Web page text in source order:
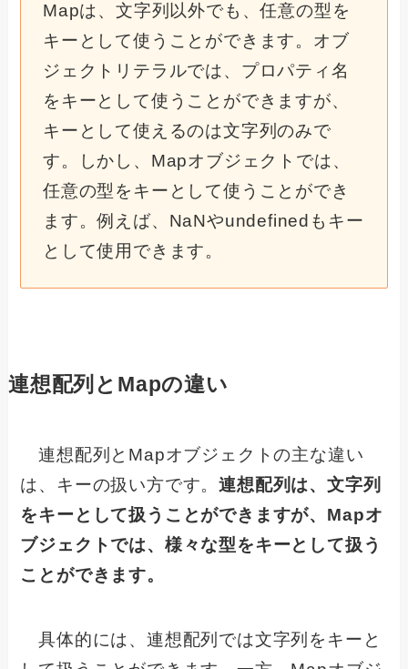
Mapは、文字列以外でも、任意の型を
キーとして使うことができます。オブ
ジェクトリテラルでは、プロパティ名
をキーとして使うことができますが、
キーとして使えるのは文字列のみで
す。しかし、Mapオブジェクトでは、
任意の型をキーとして使うことができ
ます。例えば、NaNやundefinedもキー
として使用できます。
連想配列とMapの違い
連想配列とMapオブジェクトの主な違い
は、キーの扱い方です。連想配列は、文字列
をキーとして扱うことができますが、Mapオ
ブジェクトでは、様々な型をキーとして扱う
ことができます。
具体的には、連想配列では文字列をキーと